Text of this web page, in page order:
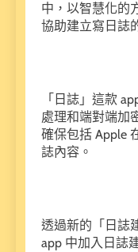
中，以智慧化的
協助建立寫日誌
「日誌」這款
處理和端對端加
確保包括 Apple
誌內容。
透過新的「日誌
app 中加入日誌